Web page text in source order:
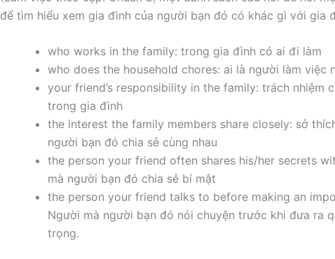
để tìm hiểu xem gia đình của người bạn đó có khác gì với gia
who works in the family: trong gia đình có ai đi làm
who does the household chores: ai là người làm việc
your friend’s responsibility in the family: trách nhiệm
trong gia đình
the interest the family members share closely: sở
người bạn đó chia sẻ cùng nhau
the person your friend often shares his/her secrets
mà người bạn đó chia sẻ bí mật
the person your friend talks to before making an
Người mà người bạn đó nói chuyện trước khi đưa ra
trọng.